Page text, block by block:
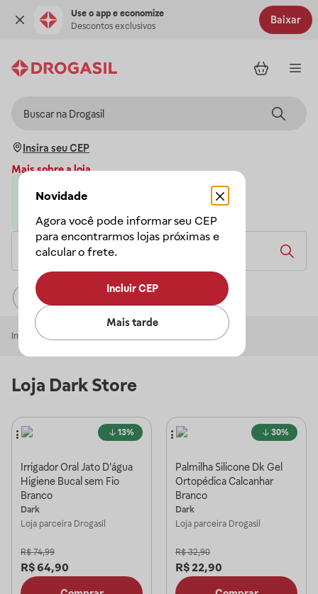
Use o app e economize
Descontos exclusivos
Baixar
Insira seu CEP
Novidade
Agora você pode informar seu CEP
para encontrarmos lojas próximas e
calcular o frete.
Incluir CEP
Mais tarde
Mais sobre a loja
Loja parceira da Drogasil
Início Dark Store
Loja Dark Store
13%
Irrigador Oral Jato D'água
Higiene Bucal sem Fio
Branco
Dark
Loja parceira Drogasil
R$ 74,99
R$64,90
30%
Palmilha Silicone Dk Gel
Ortopédica Calcanhar
Branco
Dark
Loja parceira Drogasil
R$ 32,90
R$ 22,90